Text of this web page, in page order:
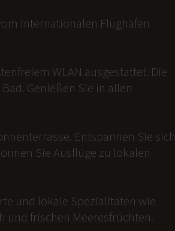
internationalen Flughafen
WLAN ausgestattet. Die
Genießen Sie in allen
Entspannen Sie sich
Sie Ausflüge zu lokalen
und lokale Spezialitäten wie
und frischen Meeresfrüchten.